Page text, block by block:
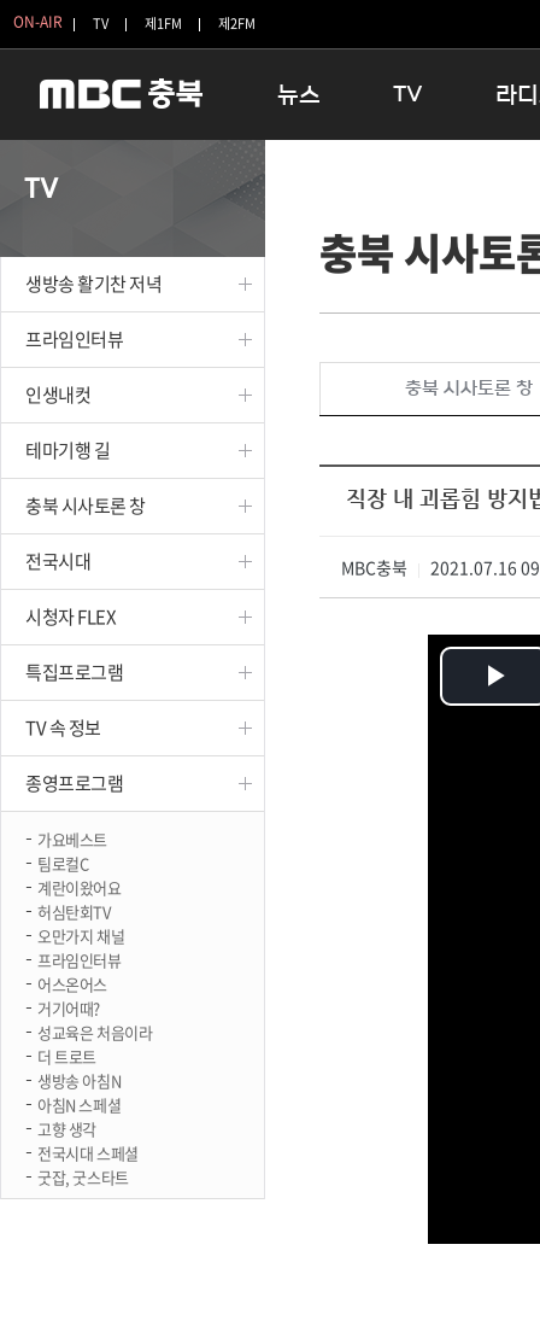
ON-AIR TV 제1FM 제2FM
뉴스
보은
옥천
TV
인생내컷
테마기행 길
시청자 FLEX
특집프로그램
종영프로그램
라
16:00
우리 고
TV
생방송 활기찬 저녁
프라임인터뷰
인생내컷
테마기행 길
충북 시사토론 창
전국시대
시청자 FLEX
특집프로그램
TV 속 정보
종영프로그램
가요베스트
팀로컬C
계란이왔어요
허심탄회TV
오만가지 채널
프라임인터뷰
어스온어스
거기어때?
성교육은 처음이라
더 트로트
생방송 아침N
아침N 스페셜
고향 생각
전국시대 스페셜
굿잡, 굿스타트
충북 시사토
충북 시사토론 창
직장 내 괴롭힘 방지
MBC충북 2021.07.16